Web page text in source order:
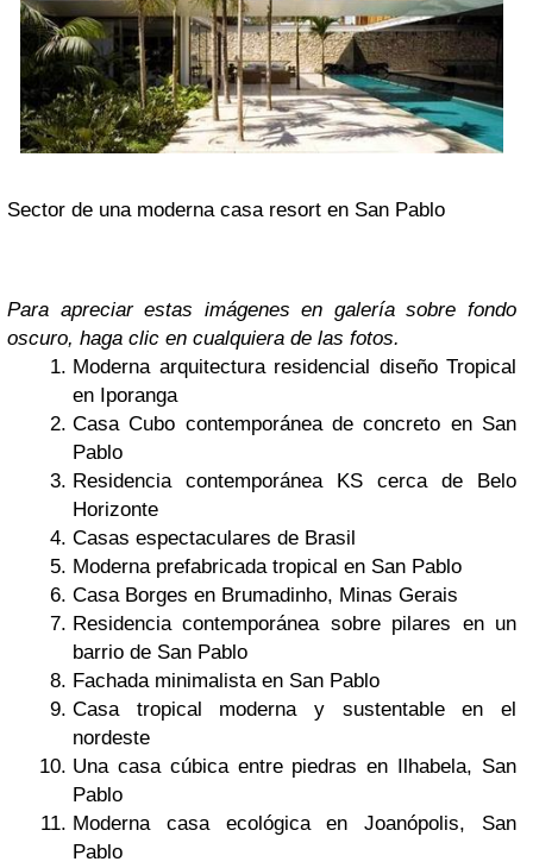
Sector de una moderna casa resort en San Pablo
Para apreciar estas imágenes en galería sobre fondo
oscuro, haga clic en cualquiera de las fotos.
Moderna arquitectura residencial diseño Tropical
en Iporanga
Casa Cubo contemporánea de concreto en San
Pablo
Residencia contemporánea KS cerca de Belo
Horizonte
Casas espectaculares de Brasil
Moderna prefabricada tropical en San Pablo
Casa Borges en Brumadinho, Minas Gerais
Residencia contemporánea sobre pilares en un
barrio de San Pablo
Fachada minimalista en San Pablo
Casa tropical moderna y sustentable en el
nordeste
Una casa cúbica entre piedras en Ilhabela, San
Pablo
Moderna casa ecológica en Joanópolis, San
Pablo